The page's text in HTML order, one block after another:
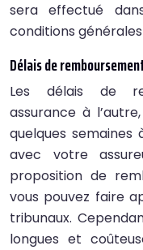
sera effectué
conditions
Délais de
Les délais de
assurance à
quelques semaines
avec votre
proposition de
vous pouvez faire
tribunaux.
longues et